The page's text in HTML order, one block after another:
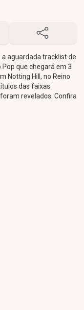
aguardada tracklist de
Pop que chegará em 3
Notting Hill, no Reino
das faixas
revelados. Confira